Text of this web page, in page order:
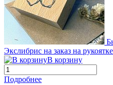
Экслибрис на заказ на
В корзину
Подробнее